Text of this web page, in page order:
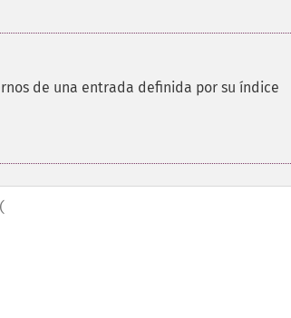
de una entrada definida por su índice
(